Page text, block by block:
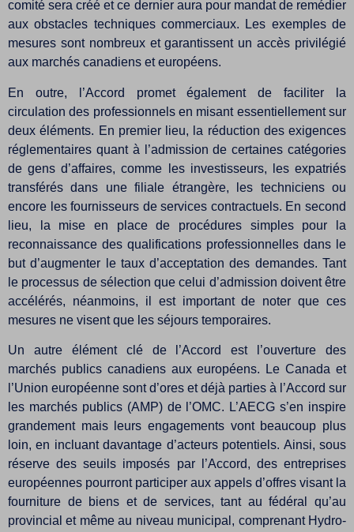
comité sera créé et ce dernier aura pour mandat de remédier
aux obstacles techniques commerciaux. Les exemples de
mesures sont nombreux et garantissent un accès privilégié
aux marchés canadiens et européens.
En outre, l’Accord promet également de faciliter la
circulation des professionnels en misant essentiellement sur
deux éléments. En premier lieu, la réduction des exigences
réglementaires quant à l’admission de certaines catégories
de gens d’affaires, comme les investisseurs, les expatriés
transférés dans une filiale étrangère, les techniciens ou
encore les fournisseurs de services contractuels. En second
lieu, la mise en place de procédures simples pour la
reconnaissance des qualifications professionnelles dans le
but d’augmenter le taux d’acceptation des demandes. Tant
le processus de sélection que celui d’admission doivent être
accélérés, néanmoins, il est important de noter que ces
mesures ne visent que les séjours temporaires.
Un autre élément clé de l’Accord est l’ouverture des
marchés publics canadiens aux européens. Le Canada et
l’Union européenne sont d’ores et déjà parties à l’Accord sur
les marchés publics (AMP) de l’OMC. L’AECG s’en inspire
grandement mais leurs engagements vont beaucoup plus
loin, en incluant davantage d’acteurs potentiels. Ainsi, sous
réserve des seuils imposés par l’Accord, des entreprises
européennes pourront participer aux appels d’offres visant la
fourniture de biens et de services, tant au fédéral qu’au
provincial et même au niveau municipal, comprenant Hydro-